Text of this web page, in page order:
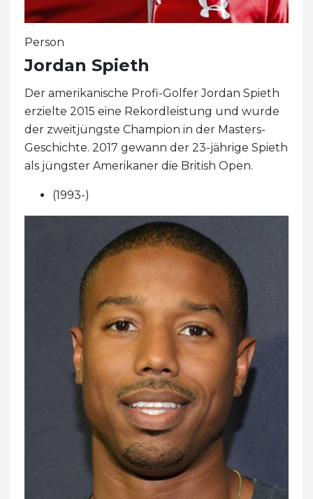
Person
Jordan Spieth
Der amerikanische Profi-Golfer Jordan Spieth
erzielte 2015 eine Rekordleistung und wurde
der zweitjüngste Champion in der Masters-
Geschichte. 2017 gewann der 23-jährige Spieth
als jüngster Amerikaner die British Open.
(1993-)